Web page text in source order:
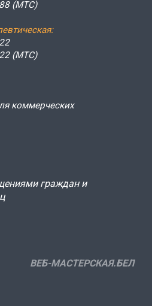
(МТС)
(МТС)
коммерческих
граждан и
ВЕБ-МАСТЕРСКАЯ.БЕЛ